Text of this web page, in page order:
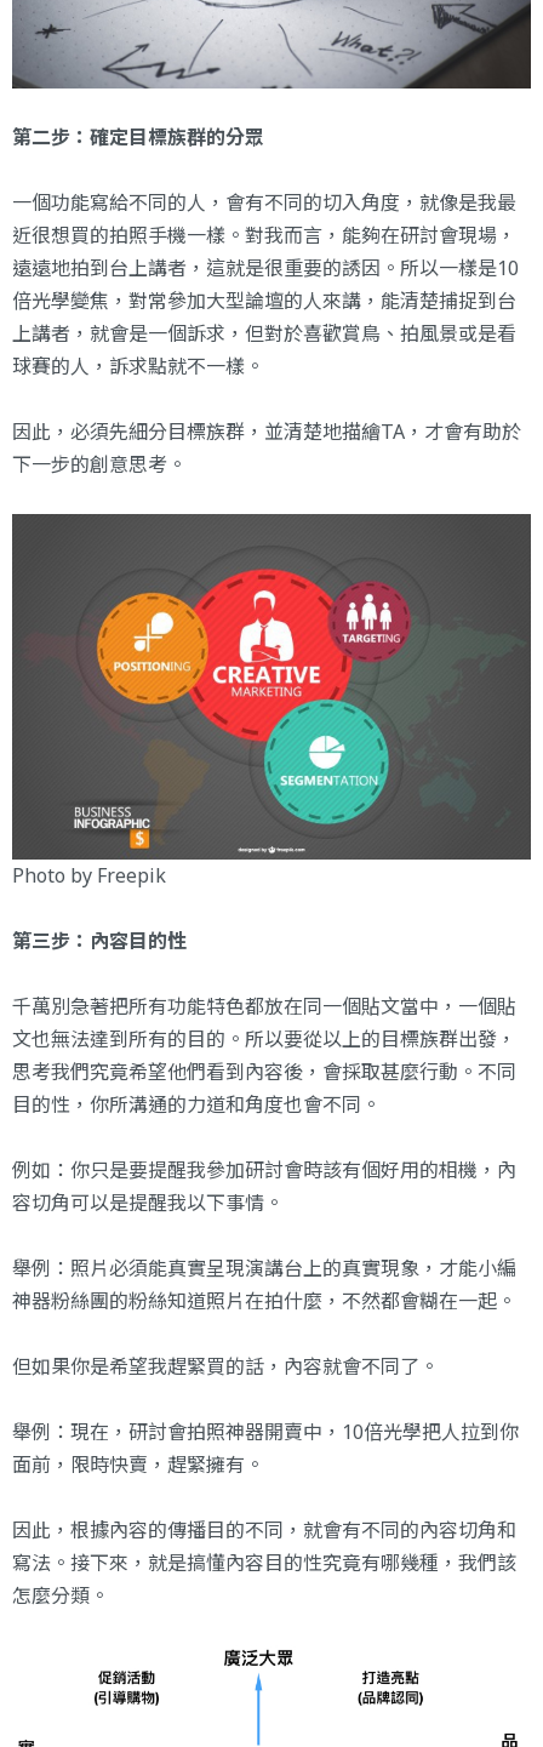
第二步：確定目標族群的分眾
一個功能寫給不同的人，會有不同的切入角度，就像是我最
近很想買的拍照手機一樣。對我而言，能夠在研討會現場，
遠遠地拍到台上講者，這就是很重要的誘因。所以一樣是10
倍光學變焦，對常參加大型論壇的人來講，能清楚捕捉到台
上講者，就會是一個訴求，但對於喜歡賞鳥、拍風景或是看
球賽的人，訴求點就不一樣。
因此，必須先細分目標族群，並清楚地描繪TA，才會有助於
下一步的創意思考。
Photo by Freepik
第三步：內容目的性
千萬別急著把所有功能特色都放在同一個貼文當中，一個貼
文也無法達到所有的目的。所以要從以上的目標族群出發，
思考我們究竟希望他們看到內容後，會採取甚麼行動。不同
目的性，你所溝通的力道和角度也會不同。
例如：你只是要提醒我參加研討會時該有個好用的相機，內
容切角可以是提醒我以下事情。
舉例：照片必須能真實呈現演講台上的真實現象，才能小編
神器粉絲團的粉絲知道照片在拍什麼，不然都會糊在一起。
但如果你是希望我趕緊買的話，內容就會不同了。
舉例：現在，研討會拍照神器開賣中，10倍光學把人拉到你
面前，限時快賣，趕緊擁有。
因此，根據內容的傳播目的不同，就會有不同的內容切角和
寫法。接下來，就是搞懂內容目的性究竟有哪幾種，我們該
怎麼分類。